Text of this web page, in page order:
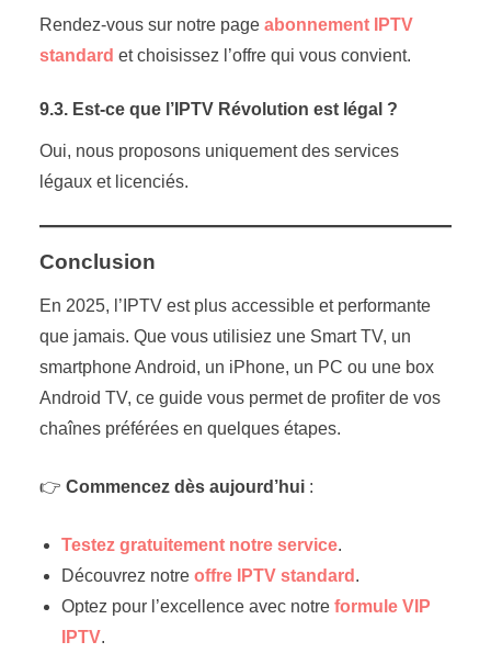
Rendez-vous sur notre page abonnement IPTV
standard et choisissez l’offre qui vous convient.
9.3. Est-ce que l’IPTV Révolution est légal ?
Oui, nous proposons uniquement des services
légaux et licenciés.
Conclusion
En 2025, l’IPTV est plus accessible et performante
que jamais. Que vous utilisiez une Smart TV, un
smartphone Android, un iPhone, un PC ou une box
Android TV, ce guide vous permet de profiter de vos
chaînes préférées en quelques étapes.
👉 Commencez dès aujourd’hui:
Testez gratuitement notre service.
Découvrez notre offre IPTV standard .
Optez pour l’excellence avec notre formule VIP
IPTV.